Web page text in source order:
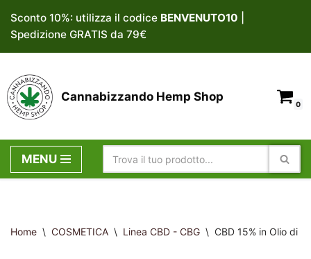
Vai
al
contenuto
Sconto 10%: utilizza il codice BENVENUTO10
Spedizione GRATIS da 79€
Cannabizzando Hemp Shop
0
MENU
Home \ COSMETICA \ Linea CBD - CBG \ CBD 15% in Olio di